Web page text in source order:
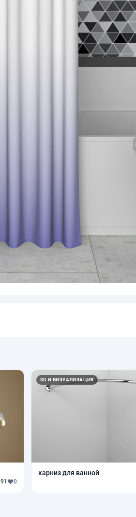
91 0
3D И ВИЗУАЛИЗАЦИЯ
карниз для ванной